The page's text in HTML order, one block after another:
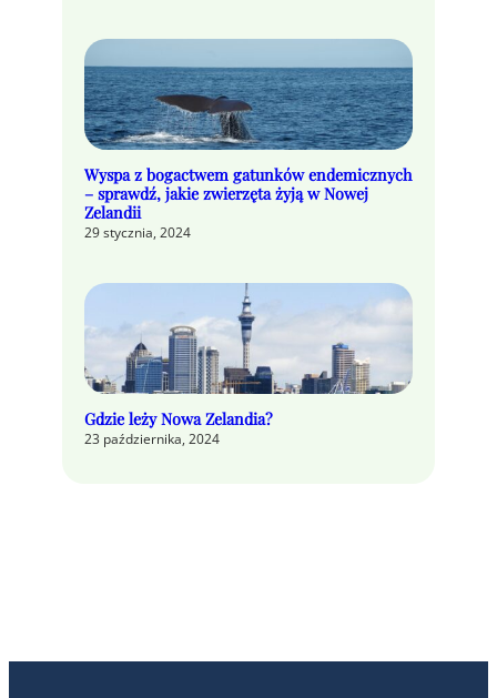
Wyspa z bogactwem gatunków endemicznych
– sprawdź, jakie zwierzęta żyją w Nowej
Zelandii
29 stycznia, 2024
Gdzie leży Nowa Zelandia?
23 października, 2024